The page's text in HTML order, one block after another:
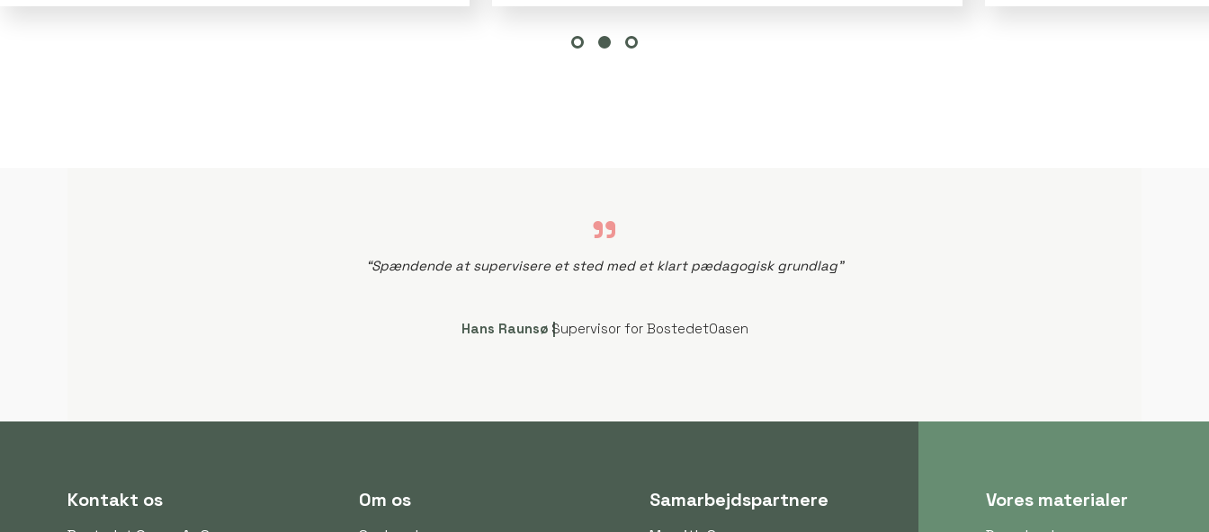
"
“Spændende at supervisere et sted med et klart pædagogisk grundlag”
Hans Raunsø |Supervisor for BostedetOasen
Kontakt os Om os Samarbejdspartnere Vores materialer